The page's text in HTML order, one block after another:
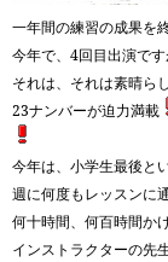
一年間の練習の成果
今年で、4回目出演で
それは、それは素晴ら
23ナンバーが迫力満載
今年は、小学生最後と
週に何度もレッスンに
何十時間、何百時間か
インストラクターの先